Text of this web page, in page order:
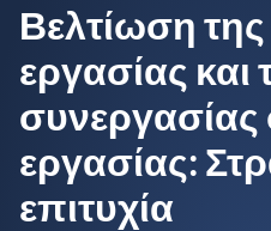
Βελτίωση
εργασίας και
εργασίας:
επιτυχία